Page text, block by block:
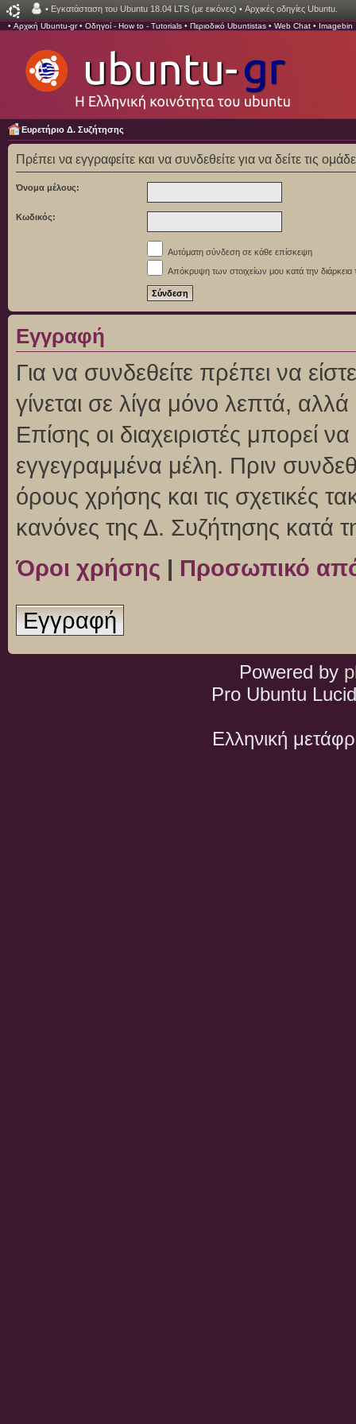
• Εγκατάσταση του Ubuntu 18.04 LTS (με εικόνες) • Αρχικές οδηγίες Ubuntu.
• Αρχική Ubuntu-gr• Οδηγοί - How to - Tutorials • Περιοδικό Ubuntistas • Web Chat • Imagebin
Ευρετήριο Δ. Συζήτησης
Πρέπει να εγγραφείτε και να συνδεθείτε για να δείτε τις
Όνομα μέλους:
Κωδικός:
Αυτόματη σύνδεση σε κάθε επίσκεψη
Απόκρυψη των στοιχείων μου κατά την διάρκεια
Εγγραφή
Για να συνδεθείτε πρέπει να
γίνεται σε λίγα μόνο λεπτά,
Επίσης οι διαχειριστές μπορεί
εγγεγραμμένα μέλη. Πριν
όρους χρήσης και τις σχετικές
κανόνες της Δ. Συζήτησης κατά
Όροι χρήσης | Προσωπικό
Εγγραφή
Powered by
Pro Ubuntu
Ελληνική